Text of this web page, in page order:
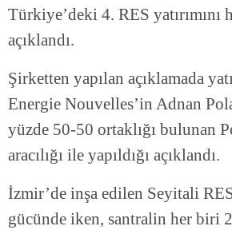
Türkiye’deki 4. RES yatırımını
açıklandı.
Şirketten yapılan açıklamada
Energie Nouvelles’in Adnan
yüzde 50-50 ortaklığı bulunan
aracılığı ile yapıldığı açıklandı.
İzmir’de inşa edilen Seyitali
gücünde iken, santralin her biri